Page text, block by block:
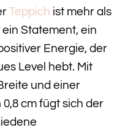
Teppich ist mehr als
Statement, ein
Energie, der
Level hebt. Mit
und einer
cm fügt sich der